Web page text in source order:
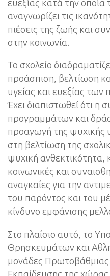
ευεξίας κατά την
αναγνωρίζει τις
πιέσεις της ζωής και
στην κοινωνία.
Το σχολείο
προάσπιση, βελτίωση
υγείας και ευεξίας
Έχει διαπιστωθεί ότι η
προγραμμάτων και
προαγωγή της ψυχικής
στη βελτίωση της
ψυχική ανθεκτικότητα,
κοινωνικές και
αναγκαίες για την
του παρόντος και του
κίνδυνο εμφάνισης
Στο πλαίσιο αυτό, το
Θρησκευμάτων και
μονάδες Πρωτοβάθμιας
Εκπαίδευσης της χώρας